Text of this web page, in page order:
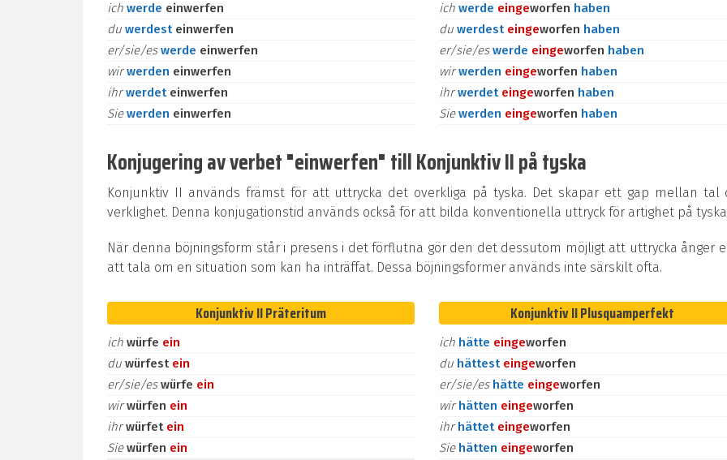
ich werde einwerfen
du werdest einwerfen
er/sie/eswerde einwerfen
wirwerden einwerfen
ihrwerdet einwerfen
Siewerden einwerfen
ich werde eingeworfen haben
du werdest eingeworfen haben
er/sie/eswerde eingeworfen haben
wirwerden eingeworfen haben
ihrwerdet eingeworfen haben
Siewerden eingeworfen haben
Konjugering av verbet "einwerfen" till Konjunktiv II på tyska
Konjunktiv II används främst för att uttrycka det overkliga på tyska. Det skapar ett gap mellan tal
verklighet. Denna konjugationstid används också för att bilda konventionella uttryck för artighet på
När denna böjningsform står i presens i det förflutna gör den det dessutom möjligt att uttrycka ånger
att tala om en situation som kan ha inträffat. Dessa böjningsformer används inte särskilt ofta.
Konjunktiv II Präteritum
ich würfe ein
du würfest ein
er/sie/eswürfe ein
wirwürfen ein
ihrwürfet ein
Siewürfen ein
Konjunktiv II Plusquamperfekt
ich hätte eingeworfen
du hättest eingeworfen
er/sie/es hätte eingeworfen
wirhätten eingeworfen
ihrhättet eingeworfen
Sie hätten eingeworfen